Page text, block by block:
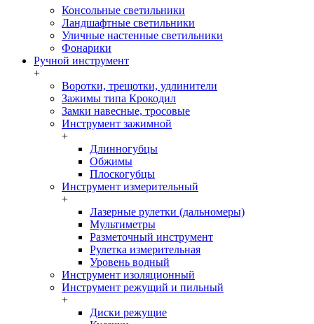
Консольные светильники
Ландшафтные светильники
Уличные настенные светильники
Фонарики
Ручной инструмент
+
Воротки, трещотки, удлинители
Зажимы типа Крокодил
Замки навесные, тросовые
Инструмент зажимной
+
Длинногубцы
Обжимы
Плоскогубцы
Инструмент измерительный
+
Лазерные рулетки (дальномеры)
Мультиметры
Разметочный инструмент
Рулетка измерительная
Уровень водный
Инструмент изоляционный
Инструмент режущий и пильный
+
Диски режущие